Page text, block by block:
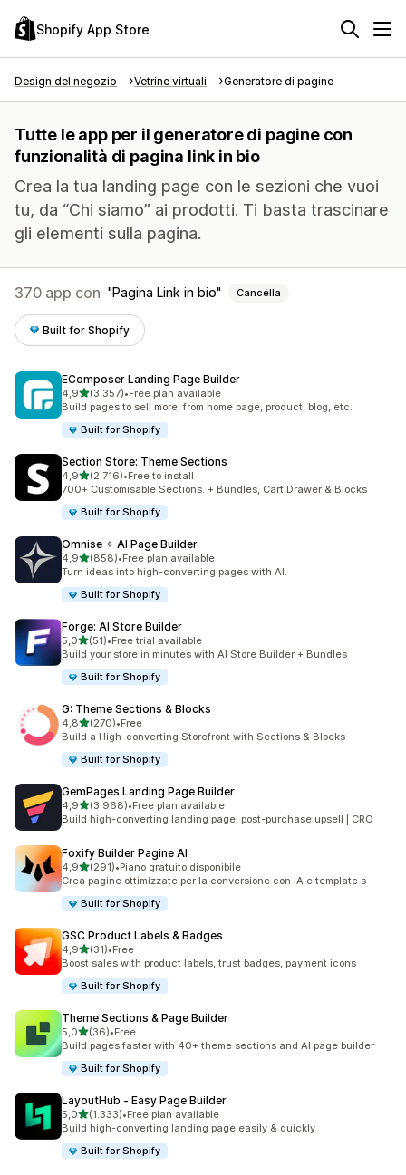
Shopify App Store
Design del negozio Vetrine virtuali Generatore di pagine
Tutte le app per il generatore di pagine con
funzionalità di pagina link in bio
Crea la tua landing page con le sezioni che vuoi
tu, da “Chi siamo” ai prodotti. Ti basta trascinare
gli elementi sulla pagina.
370 app con Pagina Link in bio Cancella
Built for Shopify
EComposer Landing Page Builder
4,9stelle su 5
(3.357)
3357 recensioni totali
•Free plan available
Build pages to sell more, from home page, product, blog, etc.
Built for Shopify
Section Store: Theme Sections
4,9stelle su 5
(2.716)
2716 recensioni totali
•Free to install
700+ Customisable Sections. + Bundles, Cart Drawer & Blocks
Built for Shopify
Omnise ✧ AI Page Builder
4,9stelle su 5
(858)
858 recensioni totali
•Free plan available
Turn ideas into high-converting pages with AI.
Built for Shopify
Forge: AI Store Builder
5,0stelle su 5
(51)
51 recensioni totali
•Free trial available
Build your store in minutes with AI Store Builder + Bundles
Built for Shopify
G: Theme Sections & Blocks
4,8stelle su 5
(270)
270 recensioni totali
•Free
Build a High-converting Storefront with Sections & Blocks
Built for Shopify
GemPages Landing Page Builder
4,9stelle su 5
(3.968)
3968 recensioni totali
•Free plan available
Build high-converting landing page, post-purchase upsell | CRO
Foxify Builder Pagine AI
4,9stelle su 5
(291)
291 recensioni totali
•Piano gratuito disponibile
Crea pagine ottimizzate per la conversione con IA e template s
Built for Shopify
GSC Product Labels & Badges
4,9stelle su 5
(31)
31 recensioni totali
•Free
Boost sales with product labels, trust badges, payment icons
Built for Shopify
Theme Sections & Page Builder
5,0stelle su 5
(36)
36 recensioni totali
•Free
Build pages faster with 40+ theme sections and AI page builder
Built for Shopify
LayoutHub ‑ Easy Page Builder
5,0stelle su 5
(1.333)
1333 recensioni totali
•Free plan available
Build high-converting landing page easily & quickly
Built for Shopify